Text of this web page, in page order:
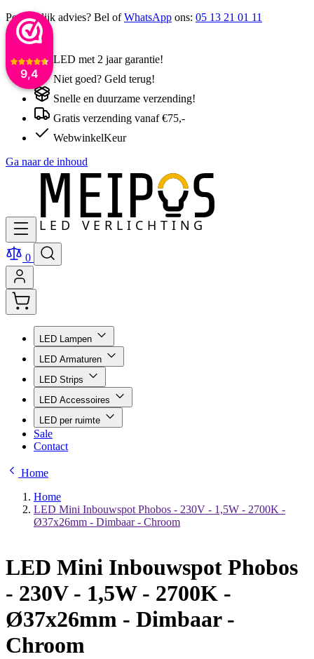
9,4
Persoonlijk advies? Bel ofWhatsApp ons: 05 13 21 01 11
LED met 2 jaar garantie!
Niet goed? Geld terug!
Snelle en duurzame verzending!
Gratis verzending vanaf €75,-
WebwinkelKeur
Ga naar de inhoud
0
LED Lampen
LED Armaturen
LED Strips
LED Accessoires
LED per ruimte
Sale
Contact
Home
Home
LED Mini Inbouwspot Phobos - 230V - 1,5W - 2700K -
Ø37x26mm - Dimbaar - Chroom
LED Mini Inbouwspot Phobos
- 230V - 1,5W - 2700K -
Ø37x26mm - Dimbaar -
Chroom